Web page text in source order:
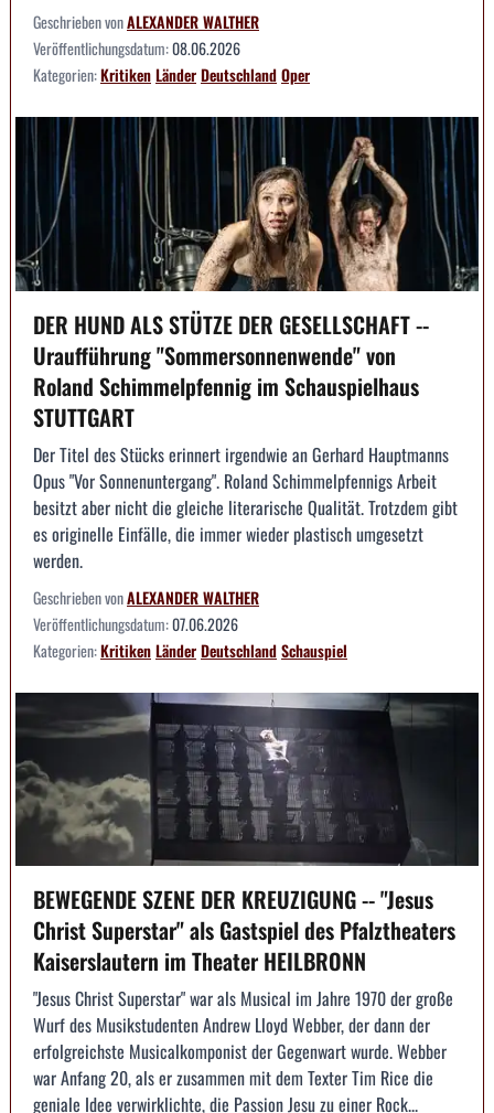
Geschrieben vonALEXANDER WALTHER
Veröffentlichungsdatum:08.06.2026
Kategorien:KritikenLänderDeutschlandOper
DER HUND ALS STÜTZE DER GESELLSCHAFT --
Uraufführung "Sommersonnenwende" von
Roland Schimmelpfennig im Schauspielhaus
STUTTGART
Der Titel des Stücks erinnert irgendwie an Gerhard Hauptmanns
Opus "Vor Sonnenuntergang". Roland Schimmelpfennigs Arbeit
besitzt aber nicht die gleiche literarische Qualität. Trotzdem gibt
es originelle Einfälle, die immer wieder plastisch umgesetzt
werden.
Geschrieben vonALEXANDER WALTHER
Veröffentlichungsdatum:07.06.2026
Kategorien:KritikenLänderDeutschlandSchauspiel
BEWEGENDE SZENE DER KREUZIGUNG -- "Jesus
Christ Superstar" als Gastspiel des Pfalztheaters
Kaiserslautern im Theater HEILBRONN
"Jesus Christ Superstar" war als Musical im Jahre 1970 der große
Wurf des Musikstudenten Andrew Lloyd Webber, der dann der
erfolgreichste Musicalkomponist der Gegenwart wurde. Webber
war Anfang 20, als er zusammen mit dem Texter Tim Rice die
geniale Idee verwirklichte, die Passion Jesu zu einer Rock...